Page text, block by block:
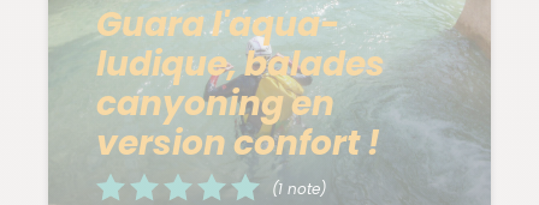
Guara l'aqua-
ludique, balades
canyoning en
version confort !
(1 note)